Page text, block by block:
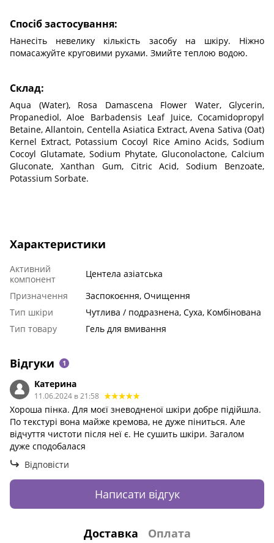
Спосіб застосування:
Нанесіть невелику кількість засобу на шкіру. Ніжно
помасажуйте круговими рухами. Змийте теплою водою.
Склад:
Aqua (Water), Rosa Damascena Flower Water, Glycerin,
Propanediol, Aloe Barbadensis Leaf Juice, Cocamidopropyl
Betaine, Allantoin, Centella Asiatica Extract, Avena Sativa (Oat)
Kernel Extract, Potassium Cocoyl Rice Amino Acids, Sodium
Cocoyl Glutamate, Sodium Phytate, Gluconolactone, Calcium
Gluconate, Xanthan Gum, Citric Acid, Sodium Benzoate,
Potassium Sorbate.
Характеристики
Активний
компонент
Центела азіатська
Призначення
Заспокоєння, Очищення
Тип шкіри
Чутлива / подразнена, Суха, Комбінована
Тип товару
Гель для вмивання
Відгуки 1
Катерина
11.06.2024 в 21:58
Хороша пінка. Для моєї зневодненої шкіри добре підійшла.
По текстурі вона майже кремова, не дуже піниться. Але
відчуття чистоти після неї є. Не сушить шкіри. Загалом
дуже сподобалася
Відповісти
Написати відгук
Доставка Оплата